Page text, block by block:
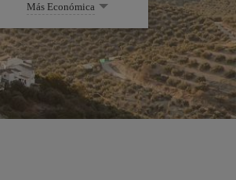
Más Económica